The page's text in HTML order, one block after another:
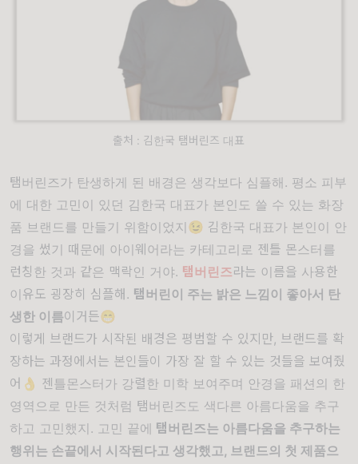
출처 : 김한국 탬버린즈 대표
탬버린즈가 탄생하게 된 배경은 생각보다 심플해. 평소 피부
에 대한 고민이 있던 김한국 대표가 본인도 쓸 수 있는 화장
품 브랜드를 만들기 위함이었지😉 김한국 대표가 본인이 안
경을 썼기 때문에 아이웨어라는 카테고리로 젠틀 몬스터를
런칭한 것과 같은 맥락인 거야. 탬버린즈라는 이름을 사용한
이유도 굉장히 심플해. 탬버린이 주는 밝은 느낌이 좋아서 탄
생한 이름이거든😁
이렇게 브랜드가 시작된 배경은 평범할 수 있지만, 브랜드를 확
장하는 과정에서는 본인들이 가장 잘 할 수 있는 것들을 보여줬
어👌 젠틀몬스터가 강렬한 미학 보여주며 안경을 패션의 한
영역으로 만든 것처럼 탬버린즈도 색다른 아름다움을 추구
하고 고민했지. 고민 끝에 탬버린즈는 아름다움을 추구하는
행위는 손끝에서 시작된다고 생각했고, 브랜드의 첫 제품으